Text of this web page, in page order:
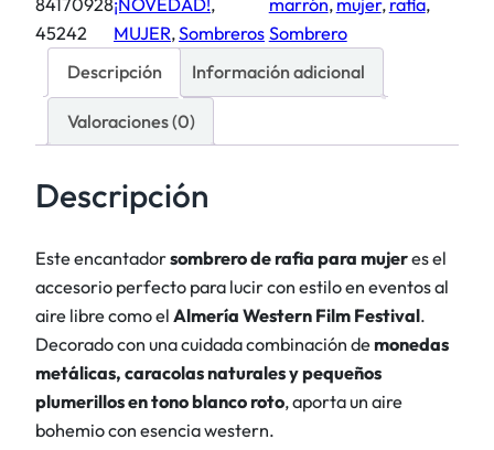
e
r
f
i
a
a
m
e
l
c
a
n
84170928
45242
¡NOVEDAD!
MUJER, Sombreros
marrón, mujer, rafia ,
Sombrero
Descripción
Información adicional
Valoraciones (0)
Descripción
Este encantadorsombrero de rafia para mujeres el
accesorio perfecto para lucir con estilo en eventos al
aire libre como el Almería Western Film Festival.
Decorado con una cuidada combinación demonedas
metálicas, caracolas naturales y pequeños
plumerillos en tono blanco roto, aporta un aire
bohemio con esencia western.